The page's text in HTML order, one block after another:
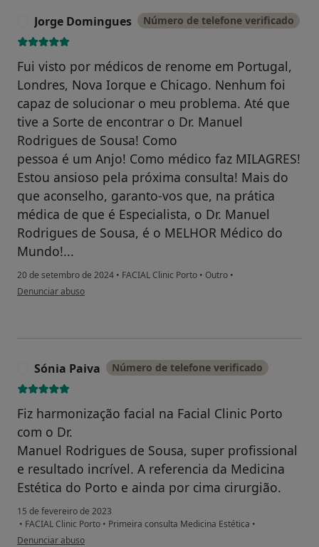
Jorge Domingues Número de telefone verificado
Fui visto por médicos de renome em Portugal,
Londres, Nova Iorque e Chicago. Nenhum foi
capaz de solucionar o meu problema. Até que
tive a Sorte de encontrar o Dr. Manuel
Rodrigues de Sousa! Como
pessoa é um Anjo! Como médico faz MILAGRES!
Estou ansioso pela próxima consulta! Mais do
que aconselho, garanto-vos que, na prática
médica de que é Especialista, o Dr. Manuel
Rodrigues de Sousa, é o MELHOR Médico do
Mundo!...
20 de setembro de 2024 • FACIAL Clinic Porto • Outro •
na opinião do utilizador Jorge Domingues
Denunciar abuso
Sónia Paiva Número de telefone verificado
Fiz harmonização facial na Facial Clinic Porto
com o Dr.
Manuel Rodrigues de Sousa, super profissional
e resultado incrível. A referencia da Medicina
Estética do Porto e ainda por cima cirurgião.
15 de fevereiro de 2023
• FACIAL Clinic Porto • Primeira consulta Medicina Estética •
na opinião do utilizador Sónia Paiva
Denunciar abuso